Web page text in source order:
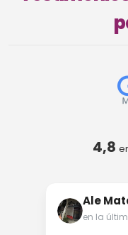
4,8
Ale
en la